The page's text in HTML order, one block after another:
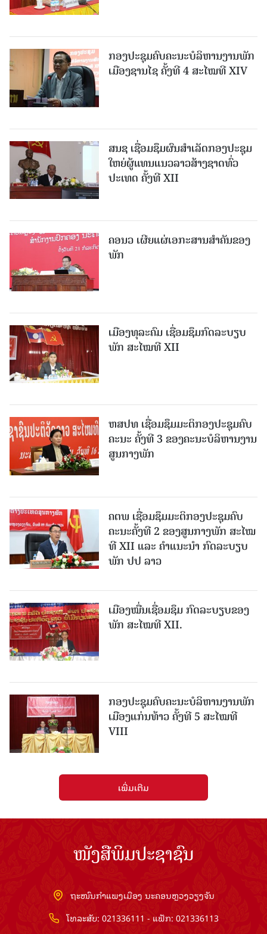
ກອງປະຊຸມຄົບຄະນະບໍລິຫານງານພັກ
ເມືອງຊານ​ໄຊ ຄັ້ງທີ 4 ສະໄໝທີ XIV
ສນຊ ເຊື່ອມຊຶມຜົນສໍາເລັດກອງປະຊຸມ
ໃຫຍ່ຜູ້ແທນແນວລາວສ້າງຊາດທົ່ວ
ປະເທດ ຄັ້ງທີ XII
ຄອນວ ເຜີຍແຜ່ເອກະສານສໍາຄັນຂອງ
ພັກ
ເມືອງທຸລະຄົມ ເຊື່ອມຊຶມກົດລະບຽບ
ພັກ ສະໄໝທີ XII
ຫສປທ ເຊື່ອມຊຶມມະຕິກອງປະຊຸມຄົບ
ຄະນະ ຄັ້ງທີ 3 ຂອງຄະນະບໍລິຫານງານ
ສູນກາງພັກ
ຄຕພ ເຊື່ອມຊຶມມະຕິກອງປະຊຸມຄົບ
ຄະນະຄັ້ງທີ 2 ຂອງສູນກາງພັກ ສະໄໝ
ທີ XII ແລະ ຄໍາແນະນໍາ ກົດລະບຽບ
ພັກ ປປ ລາວ
ເມືອງ​ໝື່ນເຊື່ອມຊຶມ ກົດລະບຽບຂອງ
ພັກ ສະໄໝທີ XII.
ກອງປະຊຸມຄົບຄະນະບໍລິຫານງານພັກ
ເມືອງແກ່ນ​ທ້າວ ຄັ້ງທີ 5 ສະໄໝທີ
VIII
ເພີ່ມເຕີມ
ໜັງສືພິມປະຊາຊົນ
ຖະໜົນກຳແພງເມືອງ ນະຄອນຫຼວງວຽງຈັນ
ໂທລະສັບ: 021336111 - ແຟັກ: 021336113